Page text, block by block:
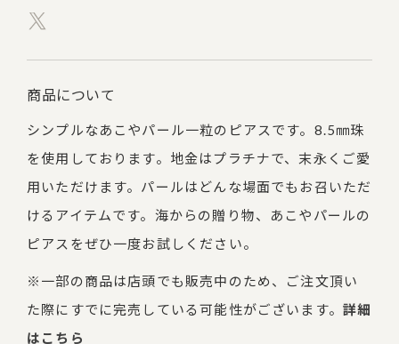
商品について
シンプルなあこやパール一粒のピアスです。8.5㎜珠
を使用しております。地金はプラチナで、末永くご愛
用いただけます。パールはどんな場面でもお召いただ
けるアイテムです。海からの贈り物、あこやパールの
ピアスをぜひ一度お試しください。
※一部の商品は店頭でも販売中のため、ご注文頂い
た際にすでに完売している可能性がございます。 詳細
はこちら